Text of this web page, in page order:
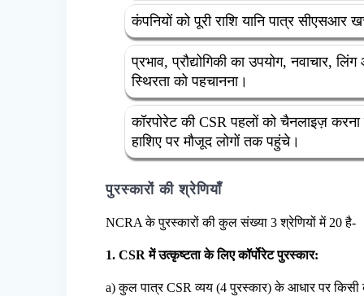
कंपनियों को पूरी राशि यानि पात्र सीएसआर
प्रभाव, प्रौद्योगिकी का उपयोग, नवाचार,
स्थिरता को पहचानना।
कॉरपोरेट की CSR पहलों को चैनलाइज़
हाशिए पर मौजूद लोगों तक पहुंचे।
पुरस्कारों की श्रेणियाँ
NCRA के पुरस्कारों की कुल संख्या 3 श्रेणियों में 20 है-
1. CSR में उत्कृष्टता के लिए कॉर्पोरेट पुरस्कार:
a) कुल पात्र CSR व्यय (4 पुरस्कार) के आधार पर किसी